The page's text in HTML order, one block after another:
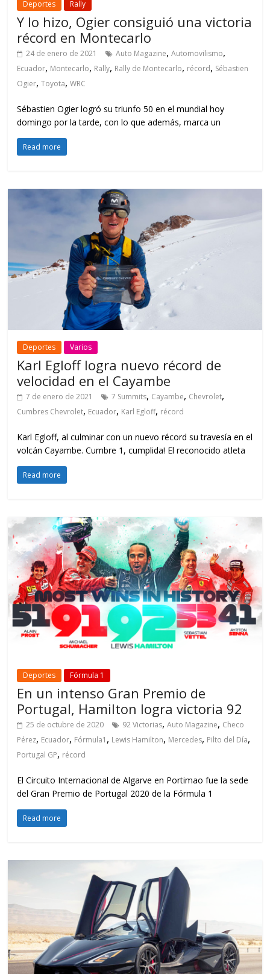
Deportes Rally
Y lo hizo, Ogier consiguió una victoria
récord en Montecarlo
24 de enero de 2021 Auto Magazine,Automovilismo,
Ecuador, Montecarlo, Rally, Rally de Montecarlo, récord, Sébastien
Ogier,Toyota,WRC
Sébastien Ogier logró su triunfo 50 en el mundial hoy
domingo por la tarde, con lo que además, marca un
Read more
Deportes Varios
Karl Egloff logra nuevo récord de
velocidad en el Cayambe
7 de enero de 2021 7 Summits, Cayambe, Chevrolet,
Cumbres Chevrolet, Ecuador, Karl Egloff, récord
Karl Egloff, al culminar con un nuevo récord su travesía en el
volcán Cayambe. Cumbre 1, cumplida! El reconocido atleta
Read more
Deportes Fórmula 1
En un intenso Gran Premio de
Portugal, Hamilton logra victoria 92
25 de octubre de 2020 92 Victorias,Auto Magazine, Checo
Pérez, Ecuador, Fórmula1 , Lewis Hamilton, Mercedes, Pilto del Día,
Portugal GP, récord
El Circuito Internacional de Algarve en Portimao fue la sede
del Gran Premio de Portugal 2020 de la Fórmula 1
Read more